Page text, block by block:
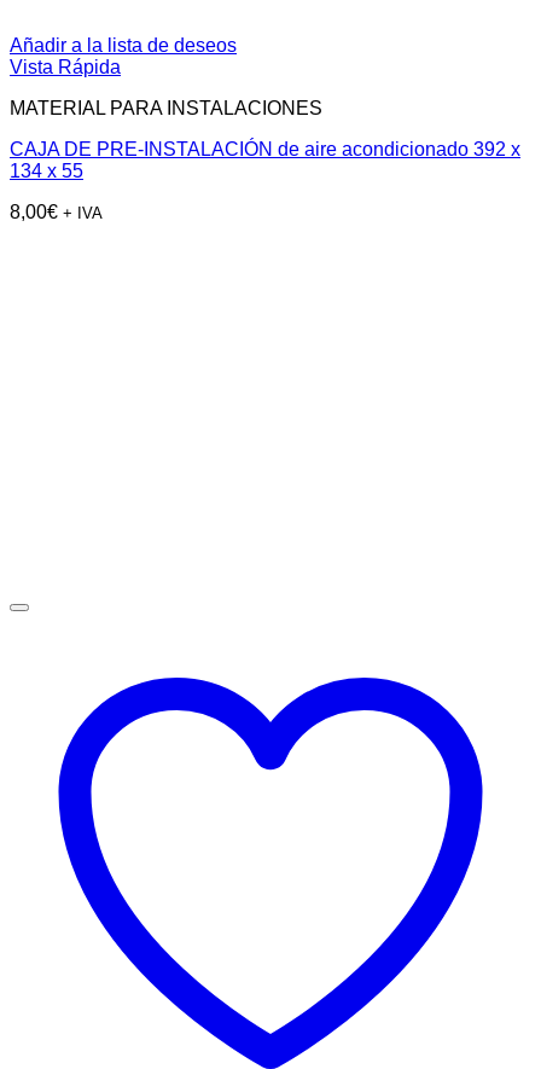
Añadir a la lista de deseos
Vista Rápida
MATERIAL PARA INSTALACIONES
CAJA DE PRE-INSTALACIÓN de aire acondicionado 392 x
134 x 55
8,00€ + IVA